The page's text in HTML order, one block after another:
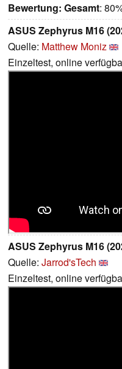
Bewertung: Gesamt:
ASUS Zephyrus M16
Quelle: Matthew Moniz
Einzeltest, online
ASUS Zephyrus M16
Quelle: Jarrod'sTech
Einzeltest, online